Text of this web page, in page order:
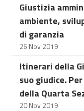
Giustizia
ambiente,
di garanzia
26 Nov 2019
Itinerari della
suo giudice.
della Quarta
20 Nov 2019